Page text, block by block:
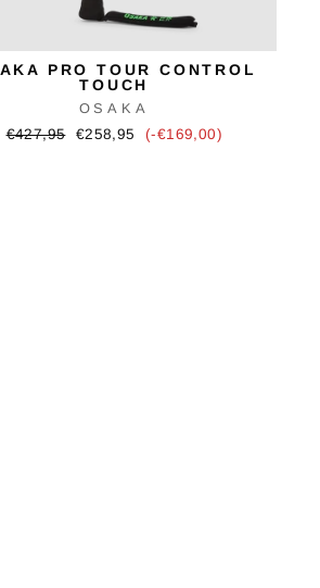
PRO TOUR CONTROL
TOUCH
OSAKA
Ursprünglicher
€427,95 Verkaufspreis
€258,95 (-€169,00)